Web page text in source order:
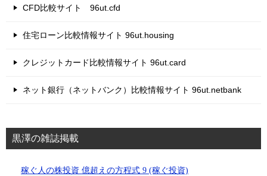
CFD比較サイト 96ut.cfd
住宅ローン比較情報サイト 96ut.housing
クレジットカード比較情報サイト 96ut.card
ネット銀行（ネットバンク）比較情報サイト 96ut.netbank
黒澤の雑誌掲載
稼ぐ人の株投資 億超えの方程式 9 (稼ぐ投資)